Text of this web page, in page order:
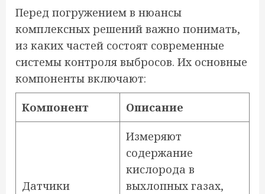
Перед погружением в нюансы
комплексных решений важно понимать,
из каких частей состоят современные
системы контроля выбросов. Их основные
компоненты включают:
Компонент Описание
Датчики
Измеряют
содержание
кислорода в
выхлопных газах,